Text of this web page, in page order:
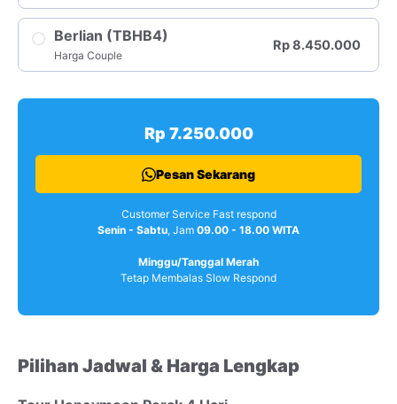
Berlian (TBHB4)
Harga Couple
Rp 8.450.000
Rp 7.250.000
Pesan Sekarang
Customer Service Fast respond
Senin - Sabtu, Jam 09.00 - 18.00 WITA
Minggu/Tanggal Merah
Tetap Membalas Slow Respond
Pilihan Jadwal & Harga Lengkap